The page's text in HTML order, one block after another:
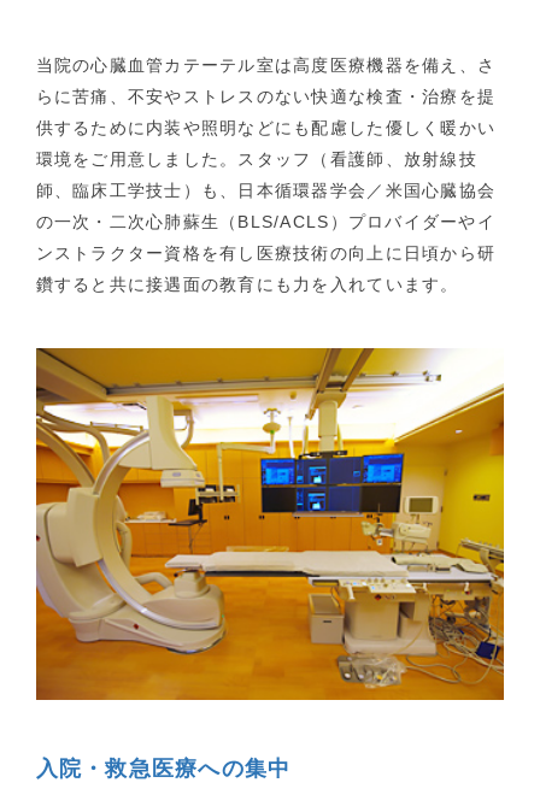
休診・代診情報
診療情報提供（カルテ開示）
各種検査
生理学検査
放射線検査
各種受付時間
後発医薬品およびバイオ後続品の使用促進について
当院の心臓血管カテーテル室は高度医療機器を備え、さ
らに苦痛、不安やストレスのない快適な検査・治療を提
供するために内装や照明などにも配慮した優しく暖かい
環境をご用意しました。スタッフ（看護師、放射線技
師、臨床工学技士）も、日本循環器学会／米国心臓協会
の一次・二次心肺蘇生（BLS/ACLS）プロバイダーやイ
ンストラクター資格を有し医療技術の向上に日頃から研
鑽すると共に接遇面の教育にも力を入れています。
入院・救急医療への集中